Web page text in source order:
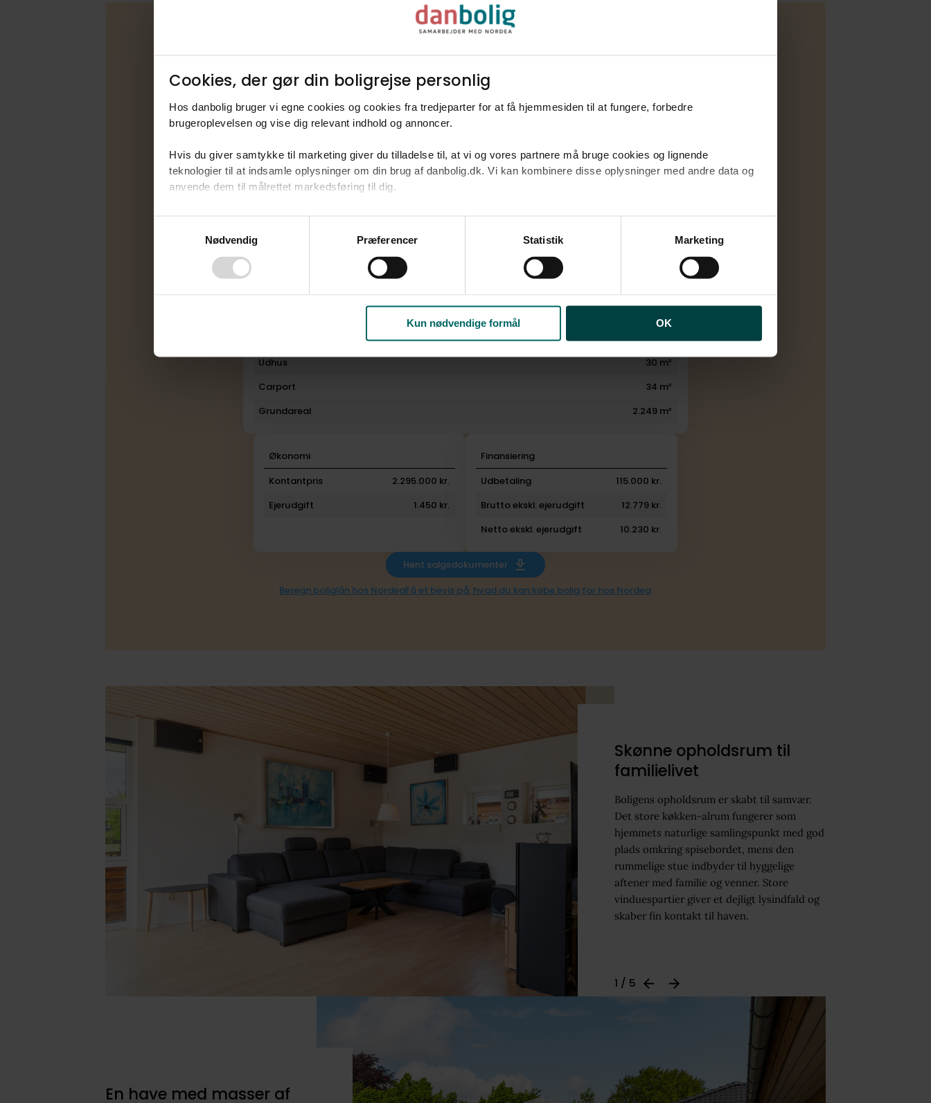
Cookies, der gør din boligrejse personlig​
Hos danbolig bruger vi egne cookies og cookies fra tredjeparter for at få hjemmesiden til at fungere, forbedre
brugeroplevelsen og vise dig relevant indhold og annoncer.​
Hvis du giver samtykke til marketing giver du tilladelse til, at vi og vores partnere må bruge cookies og lignende
teknologier til at indsamle oplysninger om din brug af danbolig.dk. Vi kan kombinere disse oplysninger med andre data og
anvende dem til målrettet markedsføring til dig.​
Ved at klikke på ”OK” giver du samtykke til alle formål. Du kan til enhver tid læse mere om brugen af cookies samt
tilbagekalde dit samtykke ved at følge linket til vores
. Oplysninger om behandling af personoplysninger
Nødvendig Præferencer Statistik Marketing
Kun nødvendige formål OK
Udbudsform
Varmekilde
Centralvarme med én fyringsenhed
Byggeår
39 m²
Udhus
30 m²
Carport
34 m²
Grundareal
2.249 m²
Økonomi
Kontantpris
2.295.000 kr.
Ejerudgift
1.450 kr.
Finansiering
Udbetaling
115.000 kr.
Brutto ekskl. ejerudgift
12.779 kr.
Netto ekskl. ejerudgift
10.230 kr.
Hent salgsdokumenter
Beregn boliglån hos NordeaFå et bevis på, hvad du kan købe bolig for hos Nordea
Skønne opholdsrum til
familielivet
Boligens opholdsrum er skabt til samvær.
Det store køkken-alrum fungerer som
hjemmets naturlige samlingspunkt med god
plads omkring spisebordet, mens den
rummelige stue indbyder til hyggelige
aftener med familie og venner. Store
vinduespartier giver et dejligt lysindfald og
skaber fin kontakt til haven.
1 / 5
En have med masser af